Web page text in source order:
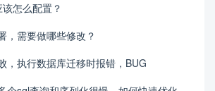
怎么配置？
，需要做哪些修改？
，执行数据库迁移时报错，BUG